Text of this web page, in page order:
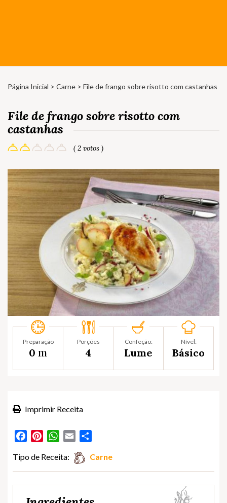
Página Inicial > Carne > File de frango sobre risotto com castanhas
File de frango sobre risotto com
castanhas
( 2 votos )
Preparação
0 m
Porções
4
Confeção:
Lume
Nível:
Básico
Imprimir Receita
FacebookPinterestWhatsApp
Email
Tipo de Receita: Carne